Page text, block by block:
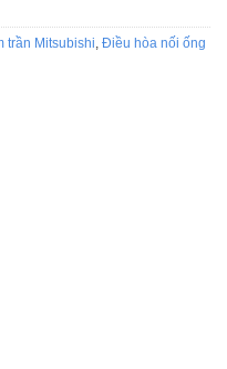
trần Mitsubishi Điều hòa nối ống